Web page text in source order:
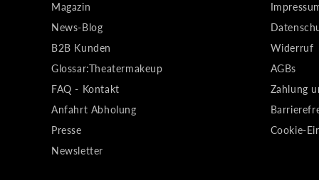
Magazin
News-Blog
B2B Kunden
Glossar:Theatermakeup
FAQ - Kontakt
Anfahrt Abholung
Presse
Newsletter
Widerruf
AGBs
Zahlung
Cookie-